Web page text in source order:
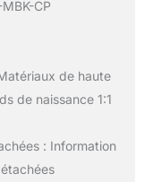
CP
de haute
de naissance 1:1
: Information